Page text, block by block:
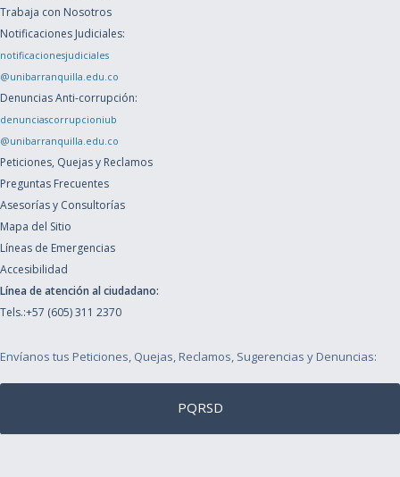
Trabaja con Nosotros
Notificaciones Judiciales:
notificacionesjudiciales
@unibarranquilla.edu.co
Denuncias Anti-corrupción:
denunciascorrupcioniub
@unibarranquilla.edu.co
Peticiones, Quejas y Reclamos
Preguntas Frecuentes
Asesorías y Consultorías
Mapa del Sitio
Líneas de Emergencias
Accesibilidad
Línea de atención al ciudadano:
Tels.:+57 (605) 311 2370
Envíanos tus Peticiones, Quejas, Reclamos, Sugerencias y Denuncias:
PQRSD